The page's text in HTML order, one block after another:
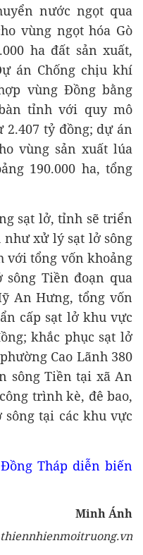
nước ngọt qua
vùng ngọt hóa Gò
ha đất sản xuất,
án Chống chịu khí
vùng Đồng bằng
tỉnh với quy mô
2.407 tỷ đồng; dự án
vùng sản xuất lúa
190.000 ha, tổng
sạt lở, tỉnh sẽ triển
xử lý sạt lở sông
với tổng vốn khoảng
Tiền đoạn qua
An Hưng, tổng vốn
cấp sạt lở khu vực
khắc phục sạt lở
Cao Lãnh 380
sông Tiền tại xã An
trình kè, đê bao,
sông tại các khu vực
Tháp diễn biến
Minh Ánh
thiennhienmoitruong.vn